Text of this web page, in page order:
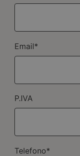
Email*
P.IVA
Telefono*